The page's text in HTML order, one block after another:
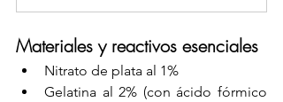
Materiales y reactivos esenciales
Nitrato de plata al 1%
Gelatina al 2% (con ácido fórmico